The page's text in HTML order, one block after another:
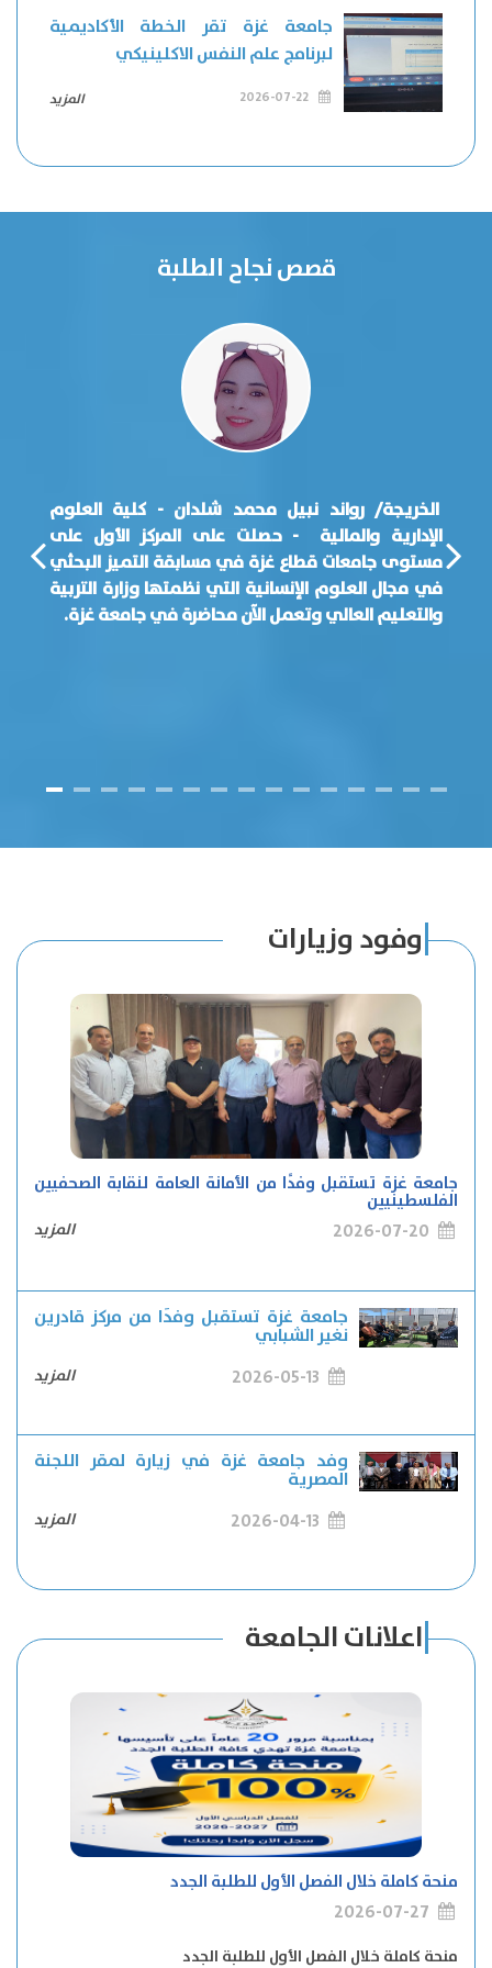
جامعة غزة تقر الخطة الأكاديمية
لبرنامج علم النفس الاكلينيكي
2026-07-22 المزيد
قصص نجاح الطلبة
الخريجة/ رواند نبيل محمد شلدان - كلية العلوم
الإدارية والمالية - حصلت على المركز الأول على
مستوى جامعات قطاع غزة في مسابقة التميز البحثي
في مجال العلوم الإنسانية التي نظمتها وزارة التربية
والتعليم العالي وتعمل الآن محاضرة في جامعة غزة.
وفود وزيارات
جامعة غزة تستقبل وفدًا من الأمانة العامة لنقابة الصحفيين
الفلسطينيين
2026-07-20 المزيد
جامعة غزة تستقبل وفدًا من مركز قادرين
نغير الشبابي
2026-05-13
المزيد
وفد جامعة غزة في زيارة لمقر اللجنة
المصرية
2026-04-13
المزيد
اعلانات الجامعة
منحة كاملة خلال الفصل الأول للطلبة الجدد
2026-07-27
منحة كاملة خلال الفصل الأول للطلبة الجدد